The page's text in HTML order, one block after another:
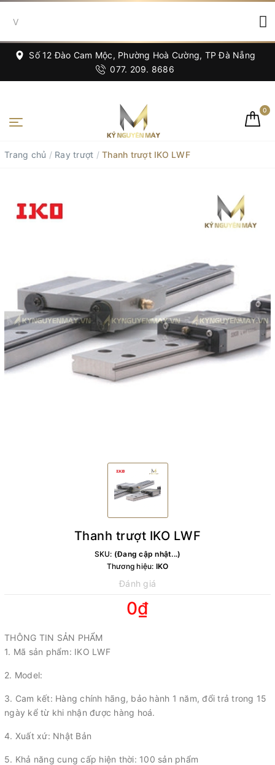
Số 12 Đào Cam Mộc, Phường Hoà Cường, TP Đà Nẵng
077. 209. 8686
0
Trang chủ / Ray trượt / Thanh trượt IKO LWF
Thanh trượt IKO LWF
SKU: (Đang cập nhật...)
Thương hiệu: IKO
Đánh giá
0₫
THÔNG TIN SẢN PHẨM
1. Mã sản phẩm: IKO LWF
2. Model:
3. Cam kết: Hàng chính hãng, bảo hành 1 năm, đổi trả trong 15
ngày kể từ khi nhận được hàng hoá.
4. Xuất xứ: Nhật Bản
5. Khả năng cung cấp hiện thời: 100 sản phẩm